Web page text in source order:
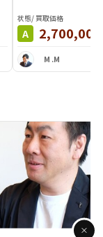
状態/ 買取価格
A 2,700,000
M .M